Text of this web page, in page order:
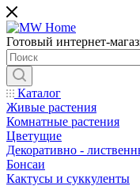
Готовый интернет-
Каталог
Живые растения
Комнатные растения
Цветущие
Декоративно -
Бонсаи
Кактусы и суккуленты